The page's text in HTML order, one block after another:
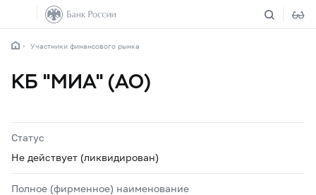
Участники финансового рынка
КБ "МИА" (АО)
Статус
Не действует (ликвидирован)
Полное (фирменное) наименование